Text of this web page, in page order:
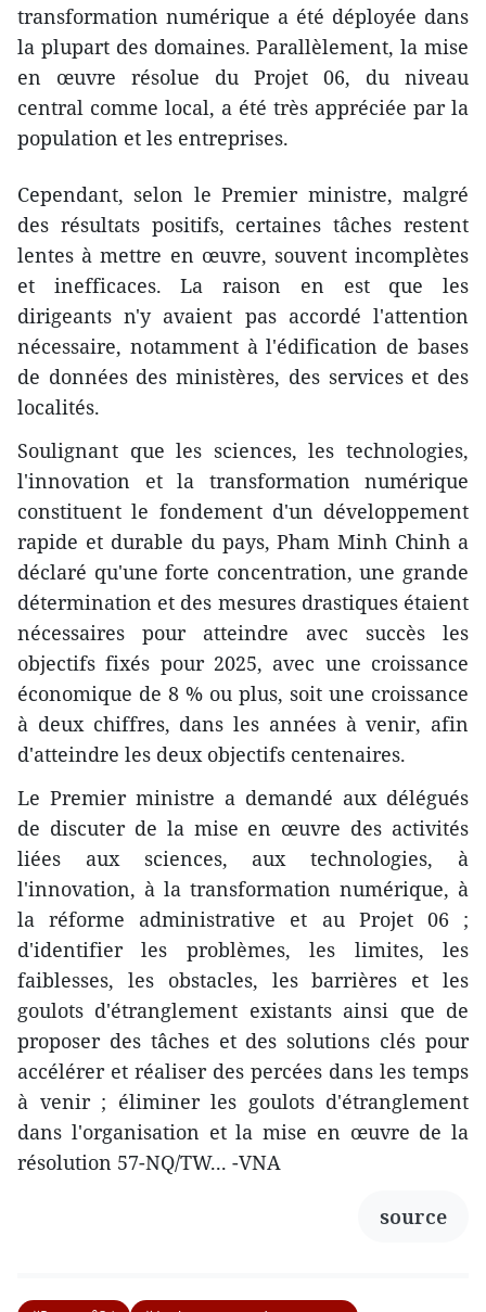
transformation numérique a été déployée dans
la plupart des domaines. Parallèlement, la mise
en œuvre résolue du Projet 06, du niveau
central comme local, a été très appréciée par la
population et les entreprises.
Cependant, selon le Premier ministre, malgré
des résultats positifs, certaines tâches restent
lentes à mettre en œuvre, souvent incomplètes
et inefficaces. La raison en est que les
dirigeants n'y avaient pas accordé l'attention
nécessaire, notamment à l'édification de bases
de données des ministères, des services et des
localités.
Soulignant que les sciences, les technologies,
l'innovation et la transformation numérique
constituent le fondement d'un développement
rapide et durable du pays, Pham Minh Chinh a
déclaré qu'une forte concentration, une grande
détermination et des mesures drastiques étaient
nécessaires pour atteindre avec succès les
objectifs fixés pour 2025, avec une croissance
économique de 8 % ou plus, soit une croissance
à deux chiffres, dans les années à venir, afin
d'atteindre les deux objectifs centenaires.
Le Premier ministre a demandé aux délégués
de discuter de la mise en œuvre des activités
liées aux sciences, aux technologies, à
l'innovation, à la transformation numérique, à
la réforme administrative et au Projet 06 ;
d'identifier les problèmes, les limites, les
faiblesses, les obstacles, les barrières et les
goulots d'étranglement existants ainsi que de
proposer des tâches et des solutions clés pour
accélérer et réaliser des percées dans les temps
à venir ; éliminer les goulots d'étranglement
dans l'organisation et la mise en œuvre de la
résolution 57-NQ/TW... -VNA
source